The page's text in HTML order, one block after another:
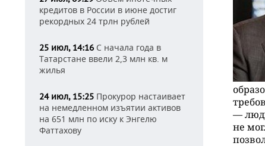
кредитов в России в июне достиг
рекордных 24 трлн рублей
25 июл, 14:16 С начала года в
Татарстане ввели 2,3 млн кв. м
жилья
24 июл, 15:25 Прокурор настаивает
на немедленном изъятии активов
на 651 млн по иску к Энгелю
Фаттахову
—
не